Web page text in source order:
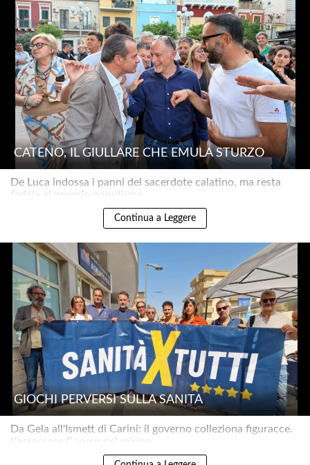
CATENO, IL GIULLARE CHE EMULA STURZO
De Luca indossa i panni del sacerdote calatino, ma resta
fedele al proprio populismo..
Continua a Leggere
GIOCHI PERVERSI SULLA SANITÀ
Da Gela all'Ismett di Carini: il governo colleziona figuracce.
L'assessore Caruso nel mirino..